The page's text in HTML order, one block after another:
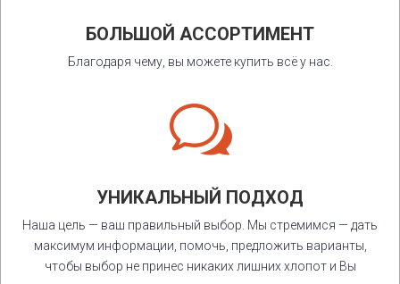
БОЛЬШОЙ АССОРТИМЕНТ
Благодаря чему, вы можете купить всё у нас.
w
УНИКАЛЬНЫЙ ПОДХОД
Наша цель — ваш правильный выбор. Мы стремимся — дать
максимум информации, помочь, предложить варианты,
чтобы выбор не принес никаких лишних хлопот и Вы